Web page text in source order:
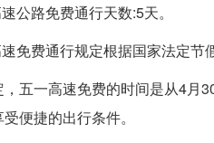
公路免费通行天数:5天。
免费通行规定根据国家法定节
五一高速免费的时间是从4月
便捷的出行条件。